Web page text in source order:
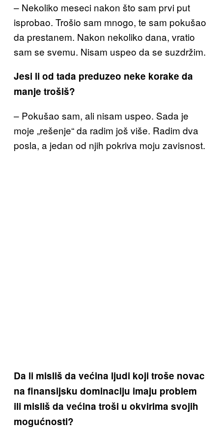
– Nekoliko meseci nakon što sam prvi put
isprobao. Trošio sam mnogo, te sam pokušao
da prestanem. Nakon nekoliko dana, vratio
sam se svemu. Nisam uspeo da se suzdržim.
Jesi li od tada preduzeo neke korake da
manje trošiš?
– Pokušao sam, ali nisam uspeo. Sada je
moje „rešenje“ da radim još više. Radim dva
posla, a jedan od njih pokriva moju zavisnost.
Da li misliš da većina ljudi koji troše novac
na finansijsku dominaciju imaju problem
ili misliš da većina troši u okvirima svojih
mogućnosti?